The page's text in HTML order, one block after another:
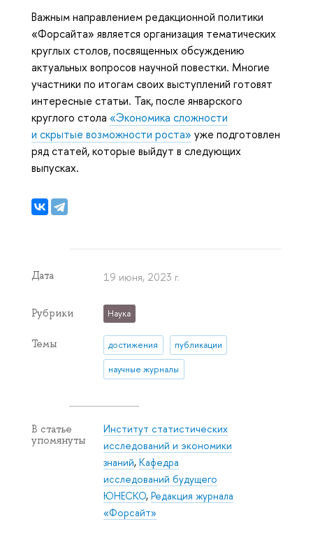
Важным направлением редакционной политики
«Форсайта» является организация тематических
круглых столов, посвященных обсуждению
актуальных вопросов научной повестки. Многие
участники по итогам своих выступлений готовят
интересные статьи. Так, после январского
круглого стола «Экономика сложности
и скрытые возможности роста» уже подготовлен
ряд статей, которые выйдут в следующих
выпусках.
Дата 19 июня, 2023 г.
Рубрики Наука
Темы достижения публикации
научные журналы
В статье
упомянуты
Институт статистических
исследований и экономики
знаний,Кафедра
исследований будущего
ЮНЕСКО,Редакция журнала
«Форсайт»